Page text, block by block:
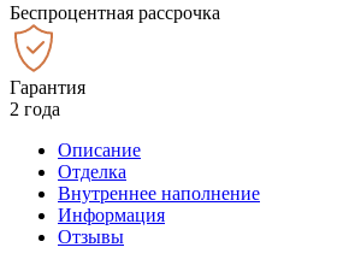
Беспроцентная рассрочка
Гарантия
2 года
Описание
Отделка
Внутреннее наполнение
Информация
Отзывы